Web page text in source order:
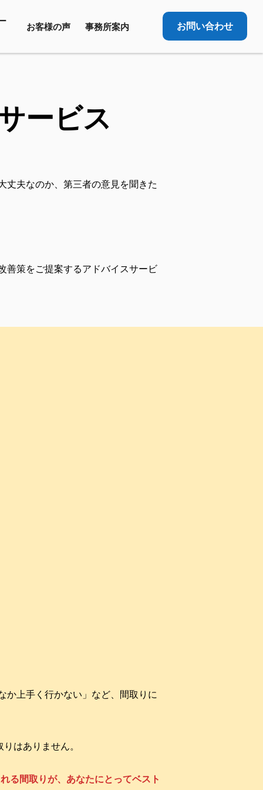
お客様の声 事務所案内 お問い合わせ
ービス
丈夫なのか、第三者の意見を聞きた
善策をご提案するアドバイスサービ
上手く行かない」など、間取りに
はありません。
る間取りが、あなたにとってベスト